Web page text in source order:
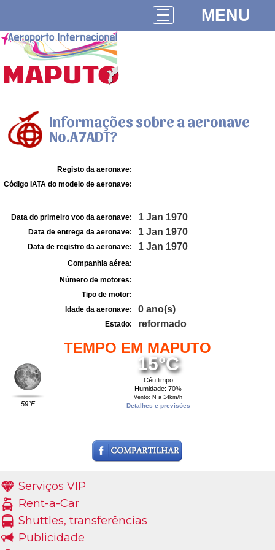
MENU
Informações sobre a aeronave
No.A7ADT?
Registo da aeronave:
Código IATA do modelo de aeronave:
Data do primeiro voo da aeronave: 1 Jan 1970
Data de entrega da aeronave: 1 Jan 1970
Data de registro da aeronave: 1 Jan 1970
Companhia aérea:
Número de motores:
Tipo de motor:
Idade da aeronave:
0 ano(s)
Estado: reformado
TEMPO EM MAPUTO
59°F
15°C
Céu limpo
Humidade: 70%
Vento: N a 14km/h
Detalhes e previsões
Serviços VIP
Rent-a-Car
Shuttles, transferências
Publicidade